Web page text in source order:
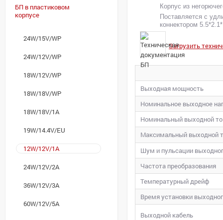
БП в пластиковом
корпусе
24W/15V/WP
24W/12V/WP
18W/12V/WP
18W/18V/WP
18W/18V/1A
19W/14.4V/EU
12W/12V/1A
24W/12V/2A
36W/12V/3A
60W/12V/5A
Корпус из
Поставляется с
коннектором
Загрузить
Выходная мощность
Номинальное выходное
Номинальный выходной
Максимальный выходной
Шум и пульсации
Частота преобразования
Температурный дрейф
Время установки
Выходной кабель